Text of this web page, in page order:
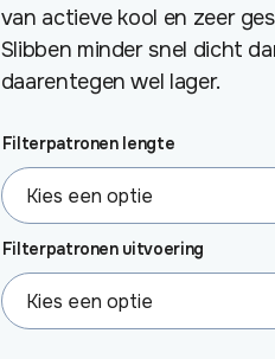
van actieve kool en zeer
Slibben minder snel dicht
daarentegen wel lager.
Filterpatronen lengte
Filterpatronen uitvoering